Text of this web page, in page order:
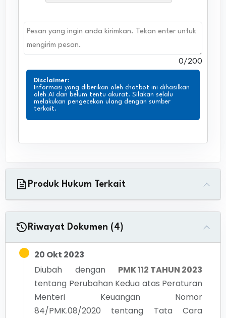
0/200
Disclaimer:
Informasi yang diberikan oleh chatbot ini dihasilkan
oleh AI dan belum tentu akurat. Silakan selalu
melakukan pengecekan ulang dengan sumber
terkait.
Produk Hukum Terkait
Riwayat Dokumen (4)
20 Okt 2023
Diubah dengan
PMK 112 TAHUN 2023
tentang Perubahan Kedua atas Peraturan
Menteri Keuangan Nomor
84/PMK.08/2020 tentang Tata Cara